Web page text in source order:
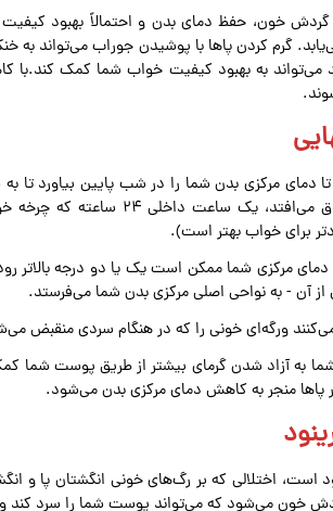
گردش خون، حفظ دمای بدن و احتمالاً بهبود
گرم کردن پاها با پوشیدن جوراب می‌تواند
می‌تواند به بهبود کیفیت خواب شما کمک کند.با
دمای مرکزی بدن شما را در شب پایین بیاورد تا
بخشی از ریتم شبانه‌روزی شما اتفاق
برای خواب بهتر است).
دمای مرکزی شما ممکن است یک یا دو درجه بالاتر
آن - به نواحی اصلی مرکزی بدن شما می‌فرستد.
ورگه‌ای خونی را که در هنگام سردی منقبض
به آزاد شدن گرمای بیشتر از طریق پوست شما
منجر به کاهش دمای مرکزی بدن می‌شود.
است، اختلالی که بر رگ‌های خونی انگشتان پا و
خون می‌شود که می‌تواند پوست شما را سرد کند و